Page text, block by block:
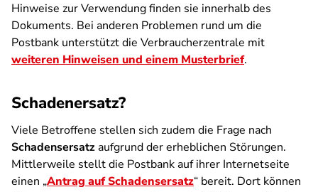
Hinweise zur Verwendung finden sie innerhalb des
Dokuments. Bei anderen Problemen rund um die
Postbank unterstützt die Verbraucherzentrale mit
weiteren Hinweisen und einem Musterbrief.
Schadenersatz?
Viele Betroffene stellen sich zudem die Frage nach
Schadensersatzaufgrund der erheblichen Störungen.
Mittlerweile stellt die Postbank auf ihrer Internetseite
einen „Antrag auf Schadensersatz“ bereit. Dort können